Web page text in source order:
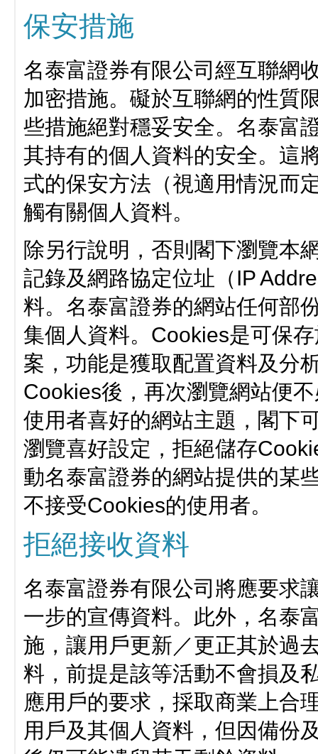
保安措施
名泰富證券有限公司經互聯網
加密措施。礙於互聯網的性質
些措施絕對穩妥安全。名泰富
其持有的個人資料的安全。這
式的保安方法（視適用情況而
觸有關個人資料。
除另行說明，否則閣下瀏覽本
記錄及網路協定位址（IP
料。名泰富證券的網站任何部
集個人資料。Cookies是可保
案，功能是獲取配置資料及分
Cookies後，再次瀏覽網站便
使用者喜好的網站主題，閣下
瀏覽喜好設定，拒絕儲存
動名泰富證券的網站提供的某
不接受Cookies的使用者。
拒絕接收資料
名泰富證券有限公司將應要求
一步的宣傳資料。此外，名泰
施，讓用戶更新／更正其於過
料，前提是該等活動不會損及
應用戶的要求，採取商業上合
用戶及其個人資料，但因備份